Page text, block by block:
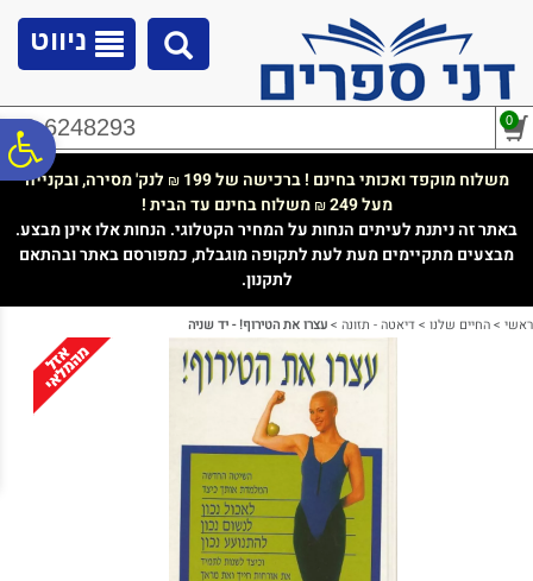
נגישות
ניווט
02-6248293 0
משלוח מוקפד ואכותי בחינם ! ברכישה של 199 ₪ לנק' מסירה, ובקנייה
מעל 249
₪משלוח בחינם עד הבית !
באתר זה ניתנת לעיתים הנחות על המחיר הקטלוגי. הנחות אלו אינן מבצע.
מבצעים מתקיימים מעת לעת לתקופה מוגבלת, כמפורסם באתר ובהתאם
לתקנון.
ראשי >החיים שלנו >דיאטה - תזונה >עצרו את הטירוף! - יד שניה